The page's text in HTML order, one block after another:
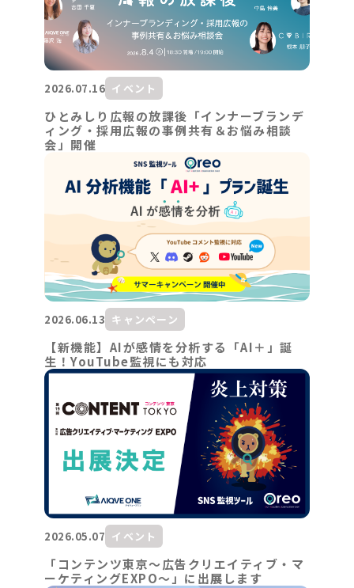
2026.07.16 イベント
ひとみしり広報の放課後「インナーブランデ
ィング・採用広報の事例共有＆お悩み相談
会」開催
2026.06.13 キャンペーン
【新機能】AIが感情を分析する「AI＋」誕
生！YouTube監視にも対応
2026.05.07 イベント
「コンテンツ東京～広告クリエイティブ・マ
ーケティングEXPO～」に出展します